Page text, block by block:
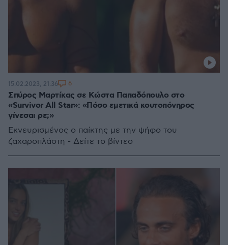
Σπύρος Μαρτίκας σε Κώστα Παπαδόπουλο στο
«Survivor All Star»: «Πόσο εμετικά κουτοπόνηρος
γίνεσαι ρε;»
Εκνευρισμένος ο παίκτης με την ψήφο του
ζαχαροπλάστη - Δείτε το βίντεο
15.02.2023, 21:36 6